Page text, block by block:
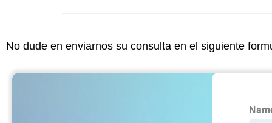
No dude en enviarnos su consulta en el siguiente